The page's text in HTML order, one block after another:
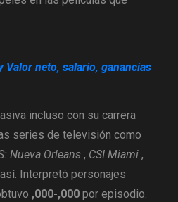
Valor neto, salario, ganancias
incluso con su carrera
series de televisión como
Nueva Orleans , CSI Miami ,
Interpretó personajes
,000-,000 por episodio.